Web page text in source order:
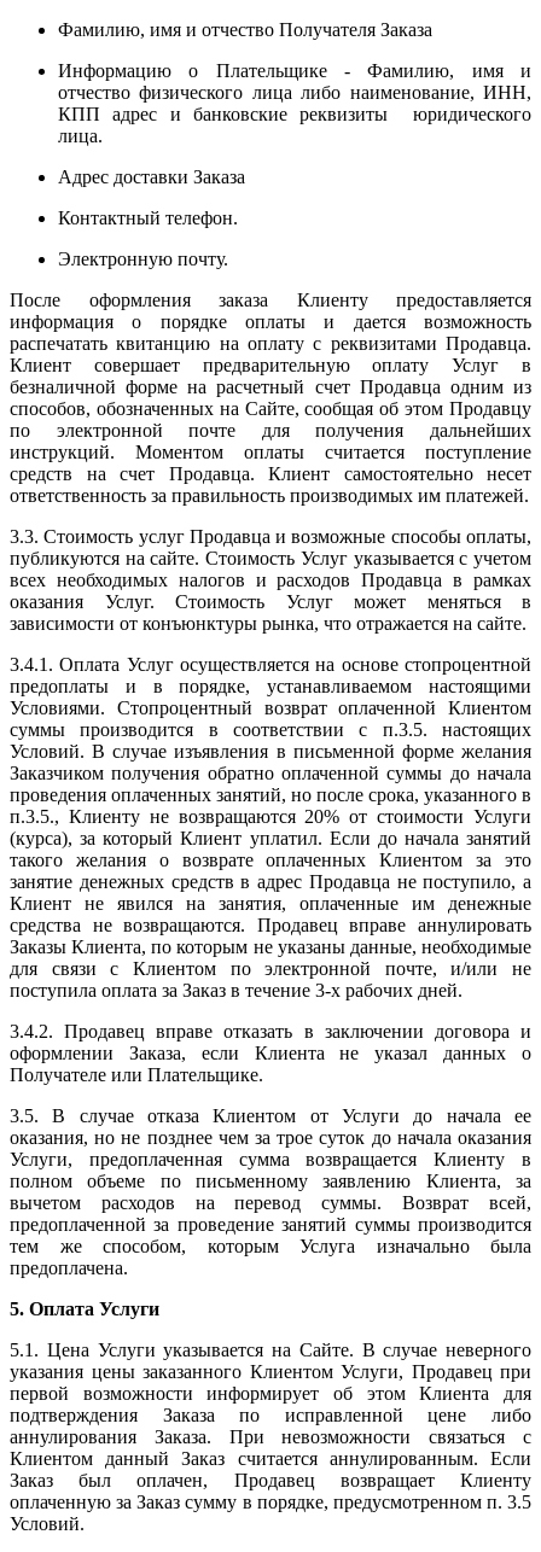
Фамилию, имя и отчество Получателя Заказа
Информацию о Плательщике - Фамилию, имя и
отчество физического лица либо наименование, ИНН,
КПП адрес и банковские реквизиты юридического
лица.
Адрес доставки Заказа
Контактный телефон.
Электронную почту.
После оформления заказа Клиенту предоставляется
информация о порядке оплаты и дается возможность
распечатать квитанцию на оплату с реквизитами Продавца.
Клиент совершает предварительную оплату Услуг в
безналичной форме на расчетный счет Продавца одним из
способов, обозначенных на Сайте, сообщая об этом Продавцу
по электронной почте для получения дальнейших
инструкций. Моментом оплаты считается поступление
средств на счет Продавца. Клиент самостоятельно несет
ответственность за правильность производимых им платежей.
3.3. Стоимость услуг Продавца и возможные способы оплаты,
публикуются на сайте. Стоимость Услуг указывается с учетом
всех необходимых налогов и расходов Продавца в рамках
оказания Услуг. Стоимость Услуг может меняться в
зависимости от конъюнктуры рынка, что отражается на сайте.
3.4.1. Оплата Услуг осуществляется на основе стопроцентной
предоплаты и в порядке, устанавливаемом настоящими
Условиями. Стопроцентный возврат оплаченной Клиентом
суммы производится в соответствии с п.3.5. настоящих
Условий. В случае изъявления в письменной форме желания
Заказчиком получения обратно оплаченной суммы до начала
проведения оплаченных занятий, но после срока, указанного в
п.3.5., Клиенту не возвращаются 20% от стоимости Услуги
(курса), за который Клиент уплатил. Если до начала занятий
такого желания о возврате оплаченных Клиентом за это
занятие денежных средств в адрес Продавца не поступило, а
Клиент не явился на занятия, оплаченные им денежные
средства не возвращаются. Продавец вправе аннулировать
Заказы Клиента, по которым не указаны данные, необходимые
для связи с Клиентом по электронной почте, и/или не
поступила оплата за Заказ в течение 3-х рабочих дней.
3.4.2. Продавец вправе отказать в заключении договора и
оформлении Заказа, если Клиента не указал данных о
Получателе или Плательщике.
3.5. В случае отказа Клиентом от Услуги до начала ее
оказания, но не позднее чем за трое суток до начала оказания
Услуги, предоплаченная сумма возвращается Клиенту в
полном объеме по письменному заявлению Клиента, за
вычетом расходов на перевод суммы. Возврат всей,
предоплаченной за проведение занятий суммы производится
тем же способом, которым Услуга изначально была
предоплачена.
5. Оплата Услуги
5.1. Цена Услуги указывается на Сайте. В случае неверного
указания цены заказанного Клиентом Услуги, Продавец при
первой возможности информирует об этом Клиента для
подтверждения Заказа по исправленной цене либо
аннулирования Заказа. При невозможности связаться с
Клиентом данный Заказ считается аннулированным. Если
Заказ был оплачен, Продавец возвращает Клиенту
оплаченную за Заказ сумму в порядке, предусмотренном п. 3.5
Условий.